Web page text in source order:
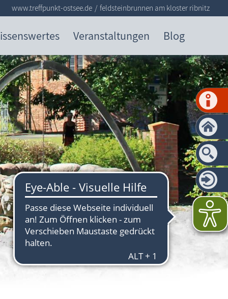
Veranstaltungen Blog
www.treffpunkt-ostsee.de feldsteinbrunnen am kloster ribnitz